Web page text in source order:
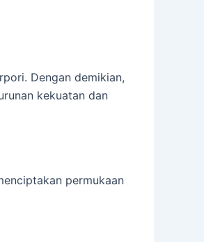
Dengan demikian,
kekuatan dan
permukaan